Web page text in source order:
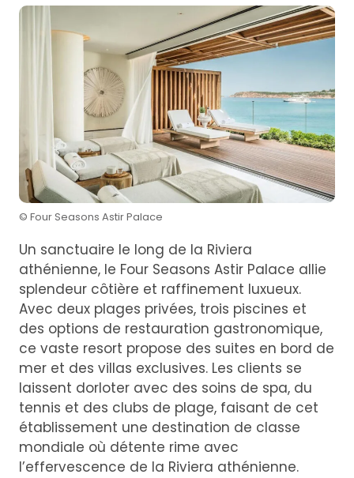
© Four Seasons Astir Palace
Un sanctuaire le long de la Riviera
athénienne, le Four Seasons Astir Palace allie
splendeur côtière et raffinement luxueux.
Avec deux plages privées, trois piscines et
des options de restauration gastronomique,
ce vaste resort propose des suites en bord de
mer et des villas exclusives. Les clients se
laissent dorloter avec des soins de spa, du
tennis et des clubs de plage, faisant de cet
établissement une destination de classe
mondiale où détente rime avec
l’effervescence de la Riviera athénienne.